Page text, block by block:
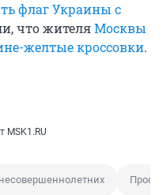
флаг Украины с
что жителяМосквы
желтые кроссовки.
MSK1.RU